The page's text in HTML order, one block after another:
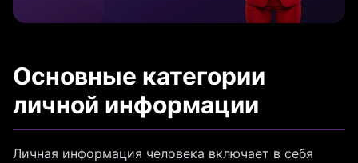
Основные категории
личной информации
Личная информация человека включает в себя